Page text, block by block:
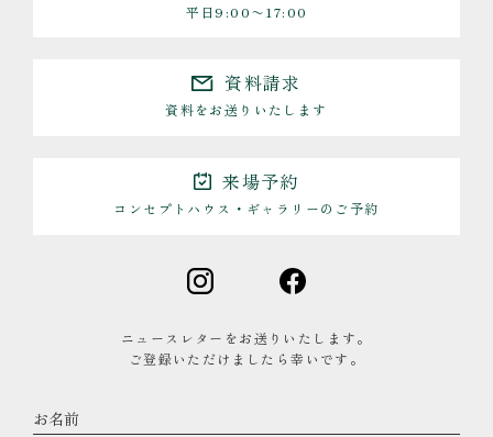
平日9:00〜17:00
資料請求
資料をお送りいたします
来場予約
コンセプトハウス・ギャラリーのご予約
ニュースレターをお送りいたします。
ご登録いただけましたら幸いです。